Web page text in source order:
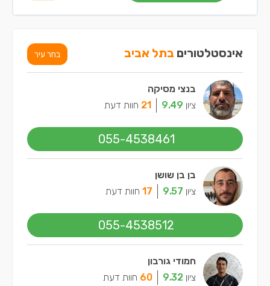
אינסטלטורים בתל אביב בחר עיר
בנצי מסיקה
ציון 9.49
21 חוות דעת
055-4538461
בן בן שושן
ציון 9.57
17 חוות דעת
055-4538512
חמודי גורבון
ציון 9.32
60 חוות דעת